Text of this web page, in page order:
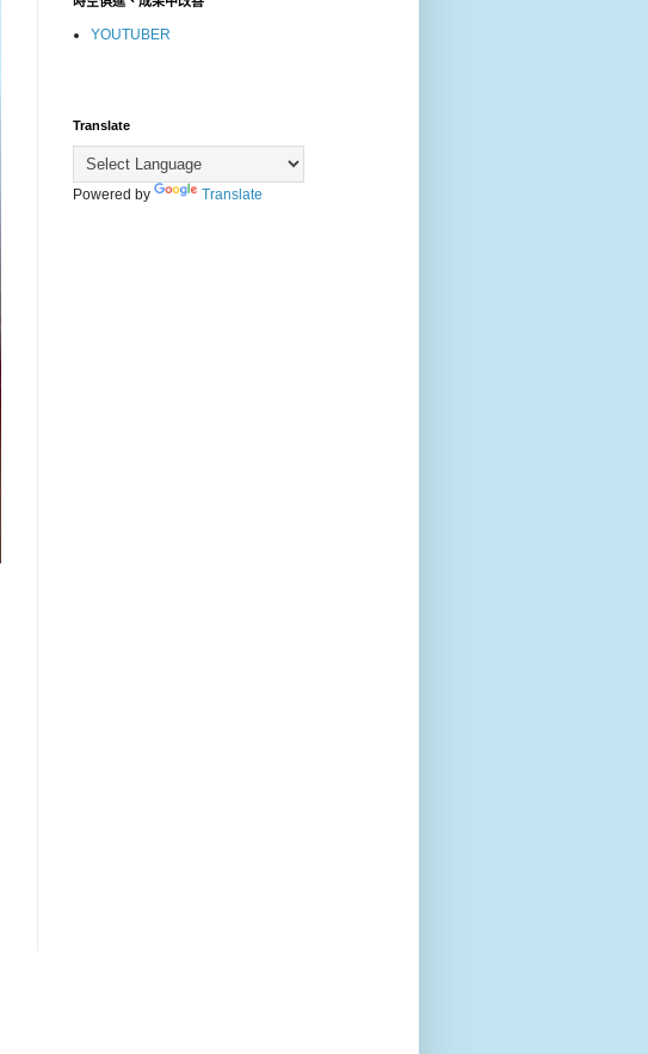
YOUTUBER
Translate
Powered by Translate